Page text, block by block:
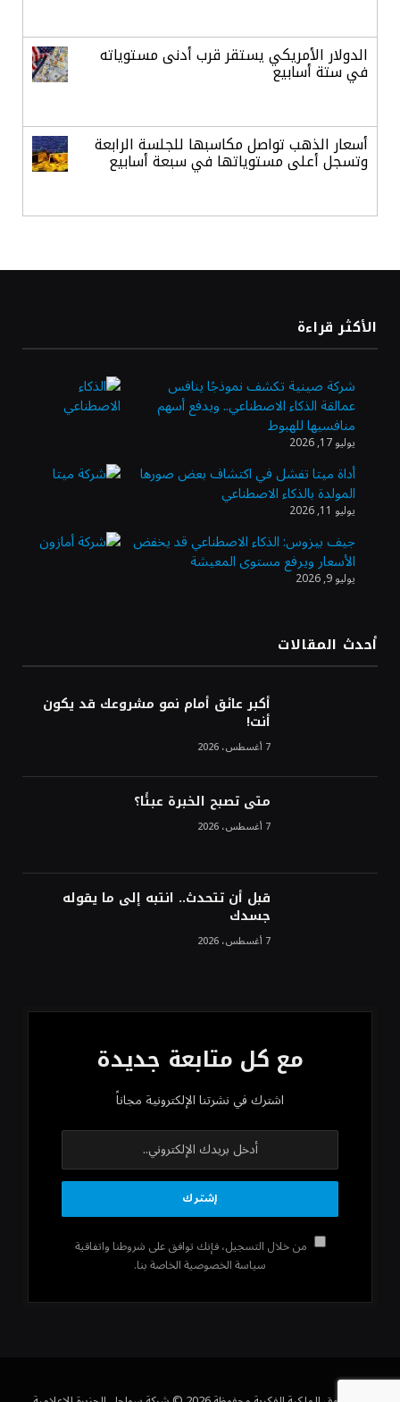
الدولار الأمريكي يستقر قرب أدنى مستوياته
في ستة أسابيع
أسعار الذهب تواصل مكاسبها للجلسة الرابعة
وتسجل أعلى مستوياتها في سبعة أسابيع
«طيران الرياض» يدشن أولى رحلاته إلى مومباي
ويضيف الوجهة التشغيلية الثامنة
وزير الاستثمار: الموافقة على رخصة مزاولة
الأنشطة المالية عابرة الحدود تطوير للبيئة
الاستثمارية
الذهب يسجل أعلى مستوى في أسبوعين بدعم
من تراجع الدولار
الدولار الأمريكي يتراجع قرب أدنى مستوياته
ترقب تطورات الوساطة بشأن الحرب
الأكثر قراءة
شركة صينية تكشف نموذجًا ينافس
عمالقة الذكاء الاصطناعي.. ويدفع أسهم
منافسيها للهبوط
يوليو 17, 2026
أداة ميتا تفشل في اكتشاف بعض صورها
المولدة بالذكاء الاصطناعي
يوليو 11, 2026
جيف بيزوس: الذكاء الاصطناعي قد يخفض
الأسعار ويرفع مستوى المعيشة
يوليو 9, 2026
أحدث المقالات
أكبر عائق أمام نمو مشروعك قد يكون
أنت!
7 أغسطس، 2026
متى تصبح الخبرة عبئًا؟
7 أغسطس، 2026
قبل أن تتحدث.. انتبه إلى ما يقوله
جسدك
7 أغسطس، 2026
مع كل متابعة جديدة
اشترك في نشرتنا الإلكترونية مجاناً
من خلال التسجيل، فإنك توافق على شروطنا واتفاقية
سياسة الخصوصية الخاصة بنا.